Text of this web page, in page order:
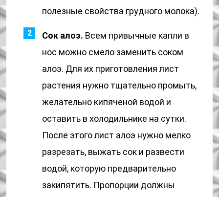
полезные свойства грудного молока).
Сок алоэ. Всем привычные капли в
нос можно смело заменить соком
алоэ. Для их приготовления лист
растения нужно тщательно промыть,
желательно кипяченой водой и
оставить в холодильнике на сутки.
После этого лист алоэ нужно мелко
разрезать, выжать сок и развести
водой, которую предварительно
закипятить. Пропорции должны